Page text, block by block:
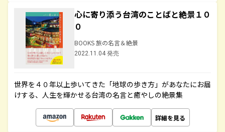
心に寄り添う台湾のことばと絶景１０
０
BOOKS 旅の名言＆絶景
2022.11.04 発売
世界を４０年以上歩いてきた「地球の歩き方」があなたにお届
けする、人生を輝かせる台湾の名言と癒やしの絶景集
詳細を見る